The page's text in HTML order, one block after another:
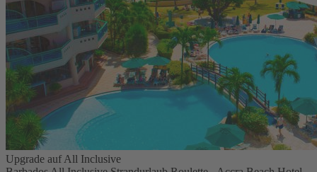
Upgrade auf All Inclusive